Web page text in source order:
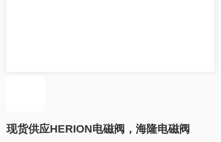
现货供应HERION电磁阀，海隆电磁阀